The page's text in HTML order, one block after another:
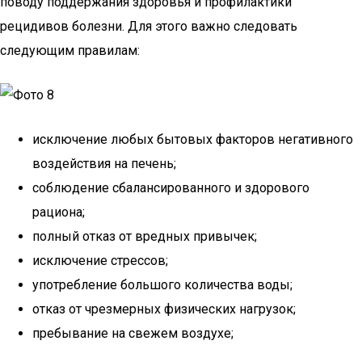
рецидивов болезни. Для этого важно следовать
следующим правилам:
исключение любых бытовых факторов негативного
воздействия на печень;
соблюдение сбалансированного и здорового
рациона;
полный отказ от вредных привычек;
исключение стрессов;
употребление большого количества воды;
отказ от чрезмерных физических нагрузок;
пребывание на свежем воздухе;